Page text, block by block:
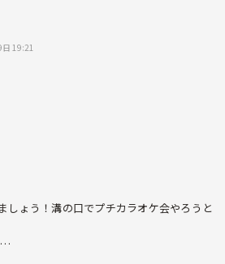
日 19:21
っそりと暮らしております。
て日々精進、他のために何が出来るか至
合いながら一生懸命生きています。1日1
多めです。
イエット、色々独自に研究してたりしま
しょう！溝の口でプチカラオケ会やろうと